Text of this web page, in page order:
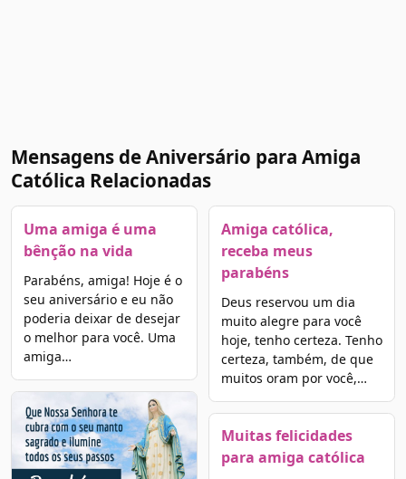
Mensagens de Aniversário para Amiga
Católica Relacionadas
Uma amiga é uma
bênção na vida
Parabéns, amiga! Hoje é o
seu aniversário e eu não
poderia deixar de desejar
o melhor para você. Uma
amiga…
Amiga católica,
receba meus
parabéns
Deus reservou um dia
muito alegre para você
hoje, tenho certeza. Tenho
certeza, também, de que
muitos oram por você,…
Muitas felicidades
para amiga católica